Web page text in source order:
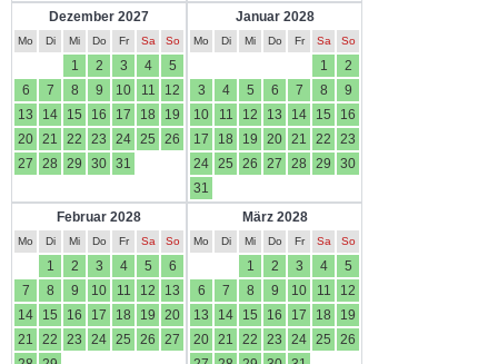
Dezember 2027
Mo Di Mi Do Fr Sa So
1 2 3 4
5
6
7 8 9 10 11
12
13
14 15 16 17 18
19
20 21 22 23 24 25
26
27
28 29 30 31
Januar 2028
Mo Di Mi Do Fr Sa So
1
2
3
4 5 6 7 8
9
10
11 12 13 14 15
16
17
18 19 20 21 22
23
24 25 26 27 28 29
30
31
Februar 2028
Mo Di Mi Do Fr Sa So
1 2 3 4 5
6
7
8 9 10 11 12
13
14
15 16 17 18 19
20
21
22 23 24 25 26
27
März 2028
Mo Di Mi Do Fr Sa So
1 2 3 4
5
6
7 8 9 10 11
12
13
14 15 16 17 18
19
20 21 22 23 24 25
26